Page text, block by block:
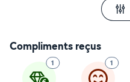
Compliments reçus
1 1